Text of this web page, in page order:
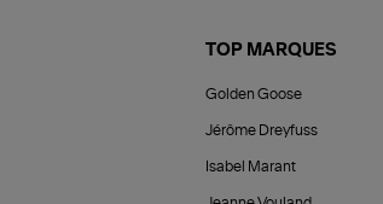
TOP MARQUES
Golden Goose
Jérôme Dreyfuss
Isabel Marant